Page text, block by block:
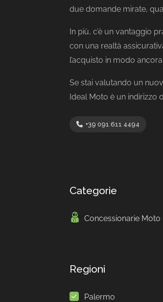
due domande mirate,
In più, c’è un vantaggio
con una realtà
l’acquisto in modo
Se stai valutando un
Ideal Moto è un indirizzo
+39 091 611 4494
Categorie
Concessionarie Moto
Regioni
Palermo